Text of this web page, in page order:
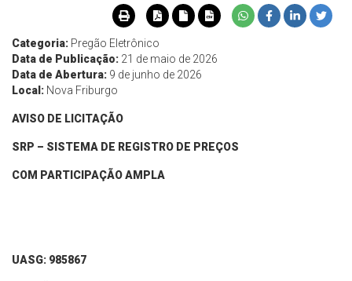
Categoria: Pregão Eletrônico
Data de Publicação: 21 de maio de 2026
Data de Abertura: 9 de junho de 2026
Local: Nova Friburgo
AVISO DE LICITAÇÃO
SRP – SISTEMA DE REGISTRO DE PREÇOS
COM PARTICIPAÇÃO AMPLA
UASG: 985867